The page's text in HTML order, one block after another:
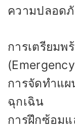
ความปลอดภั
การเตรียม
การจัดทำแ
ฉุกเฉิน
การฝึกซ้อม